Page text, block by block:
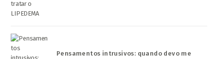
Pensamentos intrusivos: quando devo me